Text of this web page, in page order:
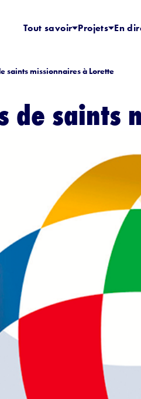
Tout savoir Projets En
saints missionnaires à Lorette
de saints